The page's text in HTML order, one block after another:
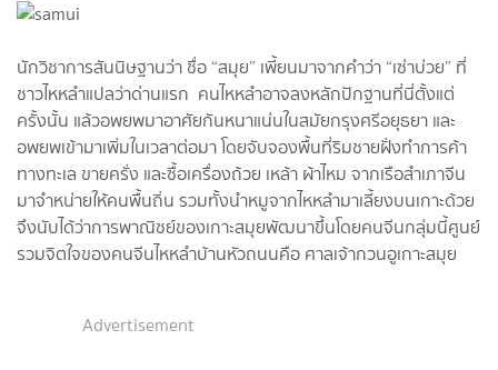
นักวิชาการสันนิษฐานว่า ชื่อ “สมุย” เพี้ยนมาจากคำว่า “เซ่าบ่วย” ที่
ชาวไหหลำแปลว่าด่านแรก คนไหหลำอาจลงหลักปักฐานที่นี่ตั้งแต่
ครั้งนั้น แล้วอพยพมาอาศัยกันหนาแน่นในสมัยกรุงศรีอยุธยา และ
อพยพเข้ามาเพิ่มในเวลาต่อมา โดยจับจองพื้นที่ริมชายฝั่งทำการค้า
ทางทะเล ขายครั่ง และซื้อเครื่องถ้วย เหล้า ผ้าไหม จากเรือสำเภาจีน
มาจำหน่ายให้คนพื้นถิ่น รวมทั้งนำหมูจากไหหลำมาเลี้ยงบนเกาะด้วย
จึงนับได้ว่าการพาณิชย์ของเกาะสมุยพัฒนาขึ้นโดยคนจีนกลุ่มนี้ศูนย์
รวมจิตใจของคนจีนไหหลำบ้านหัวถนนคือ ศาลเจ้ากวนอูเกาะสมุย
Advertisement